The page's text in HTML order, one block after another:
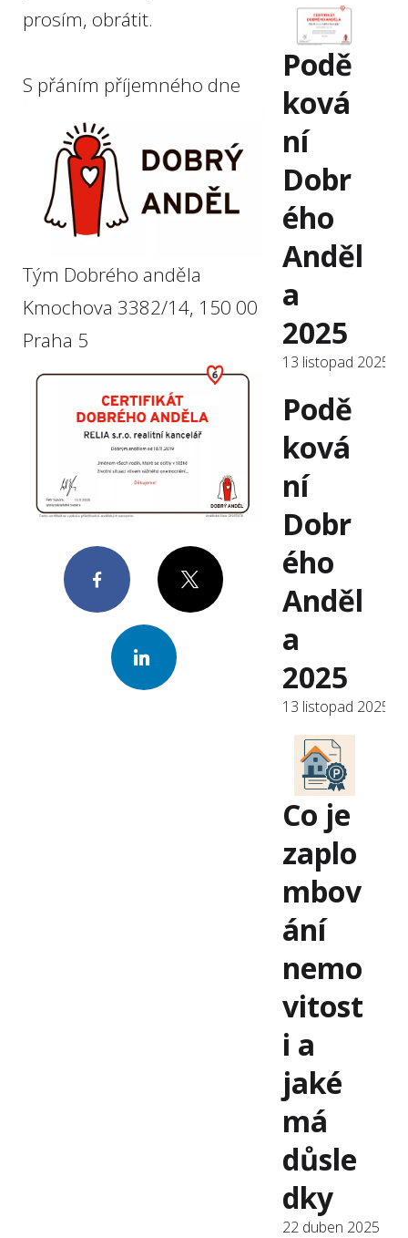
prosím, obrátit.
S přáním příjemného dne
Tým Dobrého anděla
Kmochova 3382/14, 150 00
Praha 5
Facebook X
LinkedIn
Podě
ková
ní
Dobr
ého
Anděl
a
2025
13 listopad 2025
Podě
ková
ní
Dobr
ého
Anděl
a
2025
13 listopad 2025
Co je
zaplo
mbov
ání
nemo
vitost
i a
jaké
má
důsle
dky
22 duben 2025